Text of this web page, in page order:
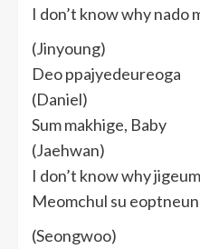
I don’t know why nado
(Jinyoung)
Deo ppajyedeureoga
(Daniel)
Sum makhige, Baby
(Jaehwan)
I don’t know why
Meomchul su
(Seongwoo)